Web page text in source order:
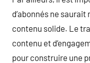
d’abonnés ne
contenu solide. Le
contenu et
pour construire une